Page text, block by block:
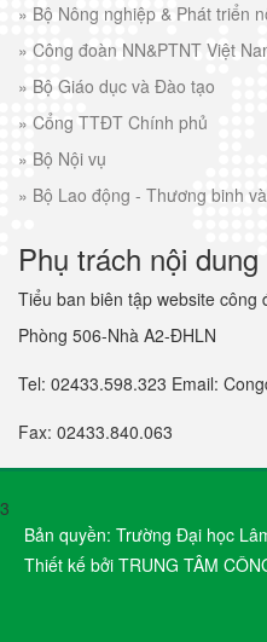
» Bộ Nông nghiệp & Phát triển
» Công đoàn NN&PTNT Việt
» Bộ Giáo dục và Đào tạo
» Cổng TTĐT Chính phủ
» Bộ Nội vụ
» Bộ Lao động - Thương binh
Phụ trách nội dung
Tiểu ban biên tập website công
Phòng 506-Nhà A2-ĐHLN
Tel: 02433.598.323 Email:
Fax: 02433.840.063
3
Bản quyền: Trường Đại học
Thiết kế bởi TRUNG TÂM